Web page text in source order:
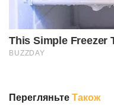
ПерегляньтеТакож